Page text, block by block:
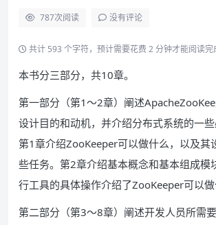
787次阅读 没有评论
共计 593 个字符，预计需要花费 2 分钟才能阅读完
本书分三部分，共10章。
第一部分（第1～2章）阐述
设计目的和动机，并介绍分布式系统的一些
第1章介绍ZooKeeper可以做什么，以及其
些任务。第2章介绍基本概念和基本组成模
行工具的具体操作介绍了ZooKeeper可以做
第二部分（第3～8章）阐述开发人员所需